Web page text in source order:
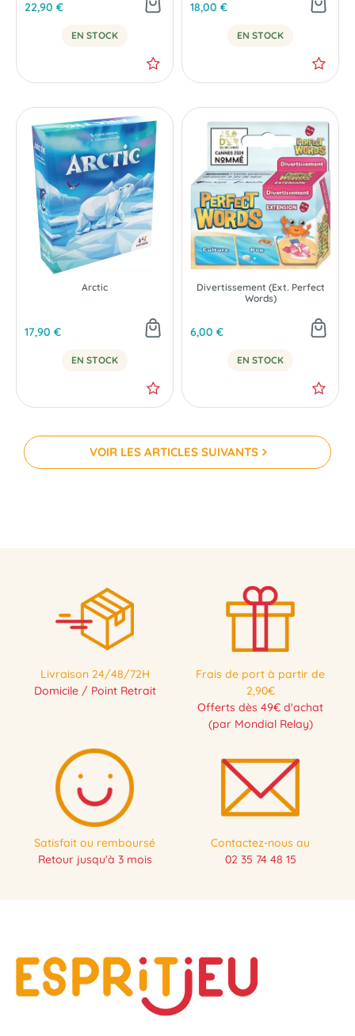
22,90 €
EN STOCK
18,00 €
EN STOCK
Arctic
17,90 €
EN STOCK
Divertissement (Ext. Perfect
Words)
6,00 €
EN STOCK
VOIR LES ARTICLES SUIVANTS
Livraison 24/48/72H
Domicile / Point Retrait
Frais de port à partir de
2,90€
Offerts dès 49€ d'achat
(par Mondial Relay)
Satisfait ou remboursé
Retour jusqu'à 3 mois
Contactez-nous au
02 35 74 48 15